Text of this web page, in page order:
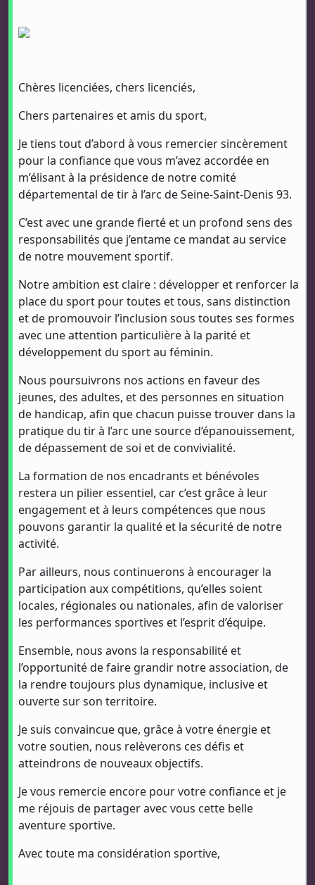
Chères licenciées, chers licenciés,
Chers partenaires et amis du sport,
Je tiens tout d’abord à vous remercier sincèrement
pour la confiance que vous m’avez accordée en
m’élisant à la présidence de notre comité
départemental de tir à l’arc de Seine-Saint-Denis 93.
C’est avec une grande fierté et un profond sens des
responsabilités que j’entame ce mandat au service
de notre mouvement sportif.
Notre ambition est claire : développer et renforcer la
place du sport pour toutes et tous, sans distinction
et de promouvoir l’inclusion sous toutes ses formes
avec une attention particulière à la parité et
développement du sport au féminin.
Nous poursuivrons nos actions en faveur des
jeunes, des adultes, et des personnes en situation
de handicap, afin que chacun puisse trouver dans la
pratique du tir à l’arc une source d’épanouissement,
de dépassement de soi et de convivialité.
La formation de nos encadrants et bénévoles
restera un pilier essentiel, car c’est grâce à leur
engagement et à leurs compétences que nous
pouvons garantir la qualité et la sécurité de notre
activité.
Par ailleurs, nous continuerons à encourager la
participation aux compétitions, qu’elles soient
locales, régionales ou nationales, afin de valoriser
les performances sportives et l’esprit d’équipe.
Ensemble, nous avons la responsabilité et
l’opportunité de faire grandir notre association, de
la rendre toujours plus dynamique, inclusive et
ouverte sur son territoire.
Je suis convaincue que, grâce à votre énergie et
votre soutien, nous relèverons ces défis et
atteindrons de nouveaux objectifs.
Je vous remercie encore pour votre confiance et je
me réjouis de partager avec vous cette belle
aventure sportive.
Avec toute ma considération sportive,